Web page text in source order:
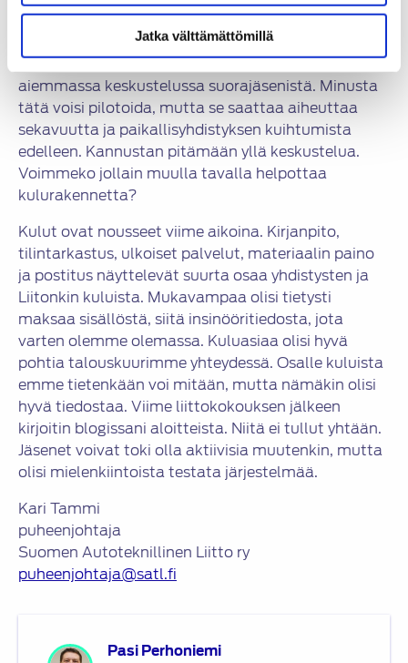
Jatka välttämättömillä
tarkoittaisi Liiton henkilöjäseniä. Tämän
keskustelun nosti esiin yhdistys, jossa hallintokulut
ja vapaaehtoisten puute turhauttivat. En ole ollut
aiemmassa keskustelussa suorajäsenistä. Minusta
tätä voisi pilotoida, mutta se saattaa aiheuttaa
sekavuutta ja paikallisyhdistyksen kuihtumista
edelleen. Kannustan pitämään yllä keskustelua.
Voimmeko jollain muulla tavalla helpottaa
kulurakennetta?
Kulut ovat nousseet viime aikoina. Kirjanpito,
tilintarkastus, ulkoiset palvelut, materiaalin paino
ja postitus näyttelevät suurta osaa yhdistysten ja
Liitonkin kuluista. Mukavampaa olisi tietysti
maksaa sisällöstä, siitä insinööritiedosta, jota
varten olemme olemassa. Kuluasiaa olisi hyvä
pohtia talouskuurimme yhteydessä. Osalle kuluista
emme tietenkään voi mitään, mutta nämäkin olisi
hyvä tiedostaa. Viime liittokokouksen jälkeen
kirjoitin blogissani aloitteista. Niitä ei tullut yhtään.
Jäsenet voivat toki olla aktiivisia muutenkin, mutta
olisi mielenkiintoista testata järjestelmää.
Kari Tammi
puheenjohtaja
Suomen Autoteknillinen Liitto ry
puheenjohtaja@satl.fi
Pasi Perhoniemi